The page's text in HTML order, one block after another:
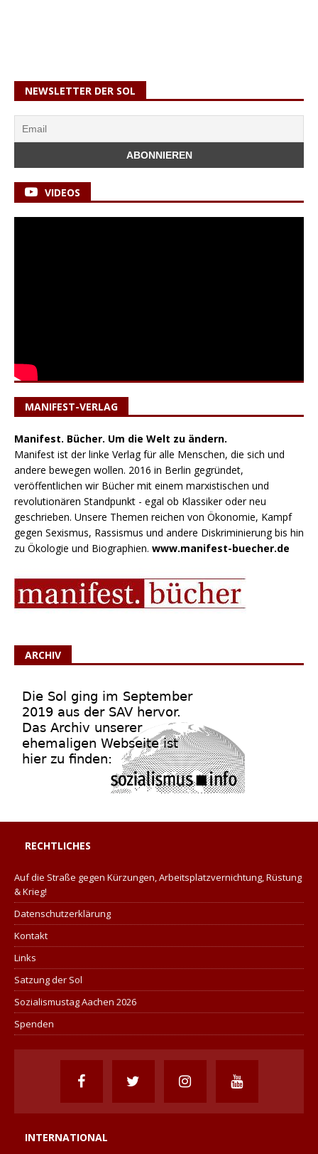
NEWSLETTER DER SOL
VIDEOS
MANIFEST-VERLAG
Manifest. Bücher. Um die Welt zu ändern.
Manifest ist der linke Verlag für alle Menschen, die sich und
andere bewegen wollen. 2016 in Berlin gegründet,
veröffentlichen wir Bücher mit einem marxistischen und
revolutionären Standpunkt - egal ob Klassiker oder neu
geschrieben. Unsere Themen reichen von Ökonomie, Kampf
gegen Sexismus, Rassismus und andere Diskriminierung bis hin
zu Ökologie und Biographien. www.manifest-buecher.de
ARCHIV
RECHTLICHES
Auf die Straße gegen Kürzungen, Arbeitsplatzvernichtung, Rüstung
& Krieg!
Datenschutzerklärung
Kontakt
Links
Satzung der Sol
Sozialismustag Aachen 2026
Spenden
INTERNATIONAL